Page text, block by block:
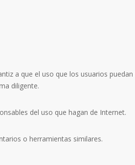
a que el uso que los usuarios
diligente.
del uso que hagan de Internet.
o herramientas similares.